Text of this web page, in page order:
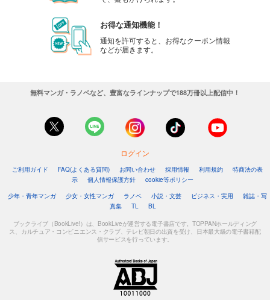
お得な通知機能！
通知を許可すると、お得なクーポン情報
などが届きます。
無料マンガ・ラノベなど、豊富なラインナップで188万冊以上配信中！
ログイン
ご利用ガイド FAQ(よくある質問) お問い合わせ 採用情報 利用規約
特商法の表
示
個人情報保護方針
cookie等ポリシー
少年・青年マンガ
少女・女性マンガ ラノベ 小説・文芸 ビジネス・実用
雑誌・写
真集
TL BL
ブックライブ（BookLive!）は、BookLiveが運営する電子書店です。TOPPANホールディング
ス、カルチュア・コンビニエンス・クラブ、テレビ朝日の出資を受け、日本最大級の電子書籍配
信サービスを行っています。